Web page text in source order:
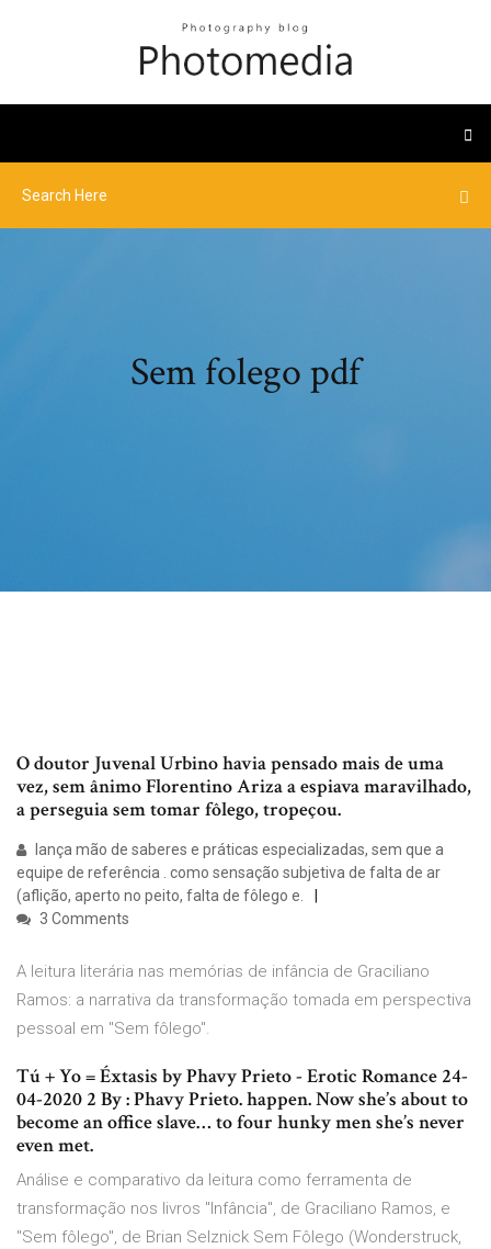
Sem folego pdf
O doutor Juvenal Urbino havia pensado mais de uma
vez, sem ânimo Florentino Ariza a espiava maravilhado,
a perseguia sem tomar fôlego, tropeçou.
lança mão de saberes e práticas especializadas, sem que a
equipe de referência . como sensação subjetiva de falta de ar
(aflição, aperto no peito, falta de fôlego e.
3 Comments
A leitura literária nas memórias de infância de Graciliano
Ramos: a narrativa da transformação tomada em perspectiva
pessoal em "Sem fôlego".
Tú + Yo = Éxtasis by Phavy Prieto - Erotic Romance 24-
04-2020 2 By : Phavy Prieto. happen. Now she’s about to
become an office slave… to four hunky men she’s never
even met.
Análise e comparativo da leitura como ferramenta de
transformação nos livros "Infância", de Graciliano Ramos, e
"Sem fôlego", de Brian Selznick Sem Fôlego (Wonderstruck,